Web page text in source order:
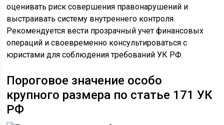
оценивать риск совершения правонарушений и
выстраивать систему внутреннего контроля.
Рекомендуется вести прозрачный учет финансовых
операций и своевременно консультироваться с
юристами для соблюдения требований УК РФ.
Пороговое значение особо
крупного размера по статье 171 УК
РФ